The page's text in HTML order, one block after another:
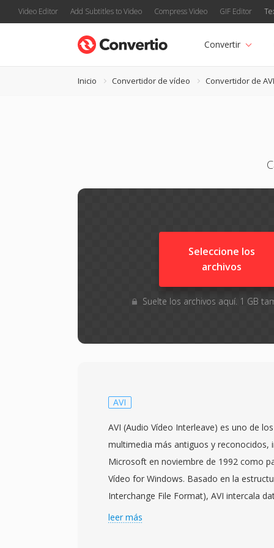
Video Editor Add Subtitles to Video Compress Video GIF Editor
Convertir
Inicio Convertidor de vídeo Convertidor de AVI
Seleccione los
archivos
Suelte los archivos aquí. 1 GB
AVI
AVI (Audio Vídeo Interleave) es uno de
multimedia más antiguos y reconocidos,
Microsoft en noviembre de 1992 como
Vídeo for Windows. Basado en la
Interchange File Format), AVI intercala
bloques alternos, permitiendo la
leer más